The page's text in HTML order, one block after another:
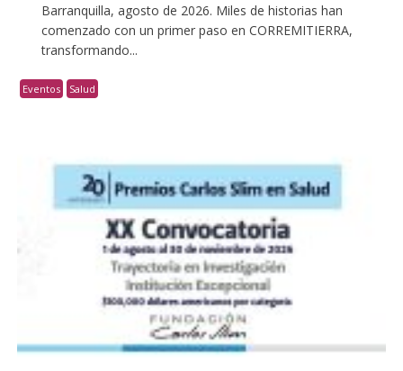
Barranquilla, agosto de 2026. Miles de historias han
comenzado con un primer paso en CORREMITIERRA,
transformando...
Eventos Salud